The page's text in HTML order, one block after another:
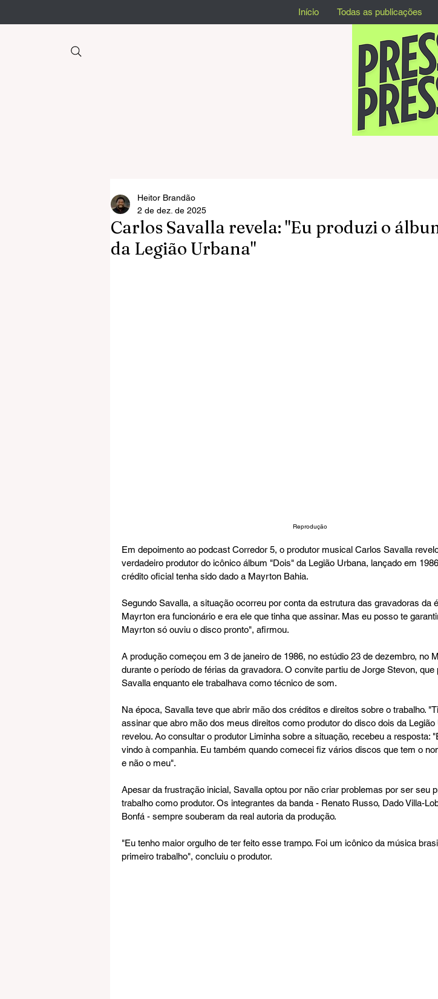
Início Todas as publicações
Carlos Savalla revela: "Eu produzi o
da Legião Urbana"
Heitor Brandão
2 de dez. de 2025
Reprodução
Em depoimento ao podcast Corredor 5, o produtor musical Carlos Savalla
verdadeiro produtor do icônico álbum "Dois" da Legião Urbana, lançado em
crédito oficial tenha sido dado a Mayrton Bahia.
Segundo Savalla, a situação ocorreu por conta da estrutura das gravadoras da
Mayrton era funcionário e era ele que tinha que assinar. Mas eu posso te
Mayrton só ouviu o disco pronto", afirmou.
A produção começou em 3 de janeiro de 1986, no estúdio 23 de dezembro, no
durante o período de férias da gravadora. O convite partiu de Jorge Stevon, que
Savalla enquanto ele trabalhava como técnico de som.
Na época, Savalla teve que abrir mão dos créditos e direitos sobre o trabalho.
assinar que abro mão dos meus direitos como produtor do disco dois da Legião
revelou. Ao consultar o produtor Liminha sobre a situação, recebeu a resposta:
vindo à companhia. Eu também quando comecei fiz vários discos que tem o
e não o meu".
Apesar da frustração inicial, Savalla optou por não criar problemas por ser seu
trabalho como produtor. Os integrantes da banda - Renato Russo, Dado Villa-
Bonfá - sempre souberam da real autoria da produção.
"Eu tenho maior orgulho de ter feito esse trampo. Foi um icônico da música
primeiro trabalho", concluiu o produtor.